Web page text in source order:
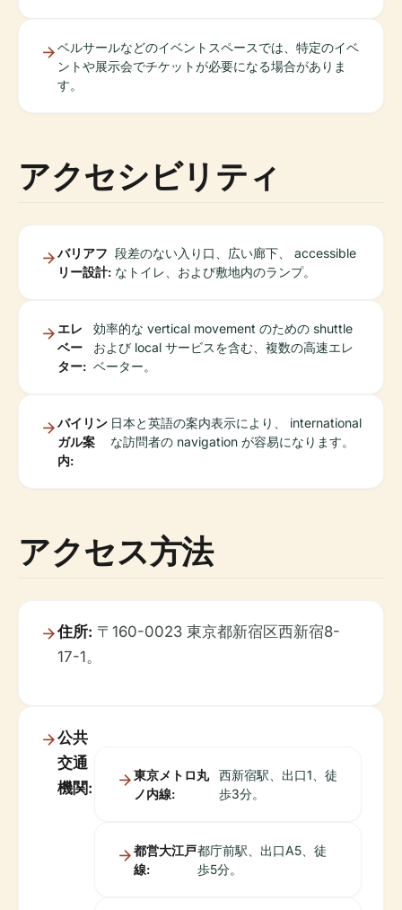
ベルサールなどのイベントスペースでは、特定のイベ
ントや展示会でチケットが必要になる場合がありま
す。
アクセシビリティ
バリアフ
リー設計:
段差のない入り口、広い廊下、 accessible
なトイレ、および敷地内のランプ。
エレ
ベー
ター:
効率的な vertical movement のための shuttle
および local サービスを含む、複数の高速エレ
ベーター。
バイリン
ガル案
内:
日本と英語の案内表示により、 international
な訪問者の navigation が容易になります。
アクセス方法
住所: 〒160-0023 東京都新宿区西新宿8-
17-1。
公共
交通
機関:
東京メトロ丸
ノ内線:
西新宿駅、出口1、徒
歩3分。
都営大江戸
線:
都庁前駅、出口A5、徒
歩5分。